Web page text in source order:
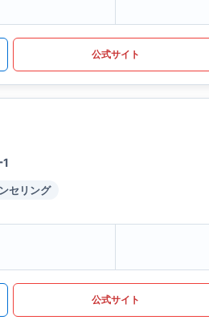
公式サイト
セリング
公式サイト